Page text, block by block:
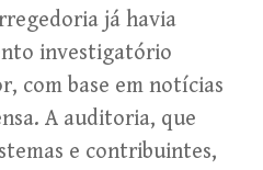
já havia
investigatório
com base em notícias
A auditoria, que
e contribuintes,